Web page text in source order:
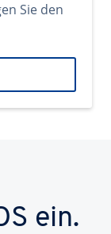
Sie den
ein.